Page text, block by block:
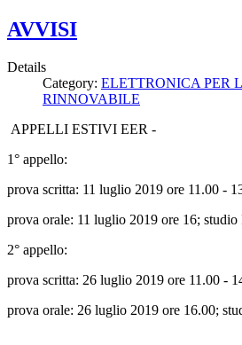
AVVISI
Details
Category: ELETTRONICA PER
RINNOVABILE
APPELLI ESTIVI EER -
1° appello:
prova scritta: 11 luglio 2019 ore 11.00 -
prova orale: 11 luglio 2019 ore 16; studio
2° appello:
prova scritta: 26 luglio 2019 ore 11.00 -
prova orale: 26 luglio 2019 ore 16.00;